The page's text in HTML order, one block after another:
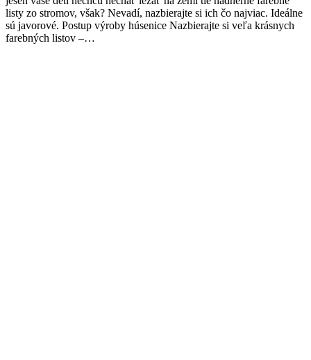
listy zo stromov, však? Nevadí, nazbierajte si ich čo najviac. Ideálne
sú javorové. Postup výroby húsenice Nazbierajte si veľa krásnych
farebných listov –…